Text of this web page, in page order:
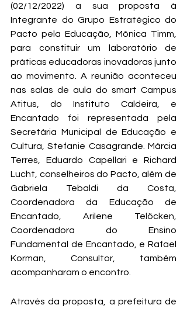
(02/12/2022) a sua proposta à
Integrante do Grupo Estratégico do
Pacto pela Educação, Mônica Timm,
para constituir um laboratório de
práticas educadoras inovadoras junto
ao movimento. A reunião aconteceu
nas salas de aula do smart Campus
Atitus, do Instituto Caldeira, e
Encantado foi representada pela
Secretária Municipal de Educação e
Cultura, Stefanie Casagrande. Márcia
Terres, Eduardo Capellari e Richard
Lucht, conselheiros do Pacto, além de
Gabriela Tebaldi da Costa,
Coordenadora da Educação de
Encantado, Arilene Telöcken,
Coordenadora do Ensino
Fundamental de Encantado, e Rafael
Korman, Consultor, também
acompanharam o encontro.
Através da proposta, a prefeitura de